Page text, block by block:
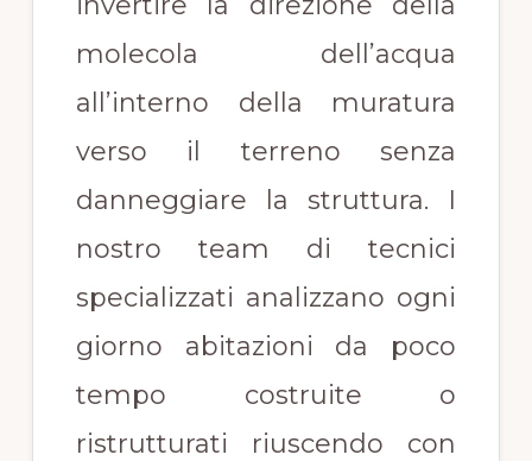
molecola dell’acqua
all’interno della muratura
verso il terreno senza
danneggiare la struttura. I
nostro team di tecnici
specializzati analizzano ogni
giorno abitazioni da poco
tempo costruite o
ristrutturati riuscendo con